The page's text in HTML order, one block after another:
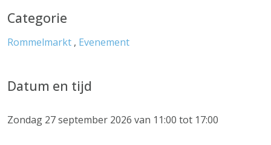
Categorie
Rommelmarkt , Evenement
Datum en tijd
Zondag 27 september 2026 van 11:00 tot 17:00